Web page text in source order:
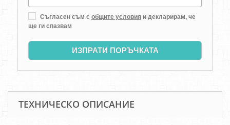
Съгласен съм с общите условия и декларирам, че
ще ги спазвам
ИЗПРАТИ ПОРЪЧКАТА
ТЕХНИЧЕСКО ОПИСАНИЕ